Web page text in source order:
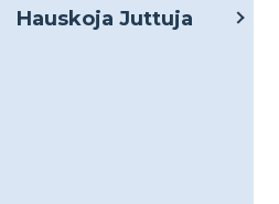
Hauskoja Juttuja